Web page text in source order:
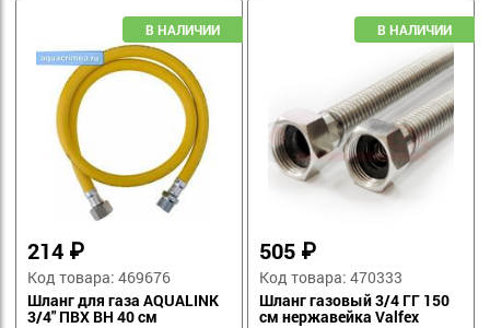
214 ₽
Код товара: 469676
Шланг для газа AQUALINK
3/4" ПВХ ВН 40 см
505 ₽
Код товара: 470333
Шланг газовый 3/4 ГГ 150
см нержавейка Valfex